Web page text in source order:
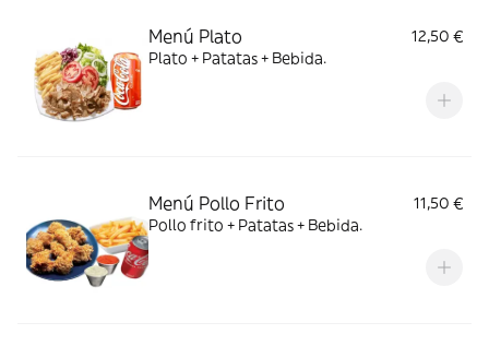
Menú Plato
12,50 €
Plato + Patatas + Bebida.
Menú Pollo Frito
11,50 €
Pollo frito + Patatas + Bebida.